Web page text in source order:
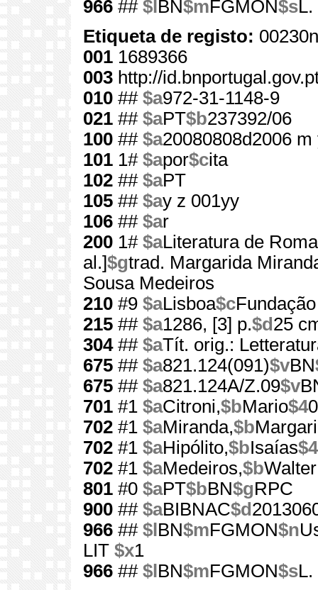
966 ## $l BN$mFGMON$s
Etiqueta de registo:
001 1689366
003 http://
010 ## $a972-31-1148-9
021 ## $aPT$b237392/06
100 ## $a20080808d2006
101 1# $apor$cita
102 ## $aPT
105 ## $ay z 001yy
106 ## $ar
200 1# $aLiteratura de
al.]$gtrad. Margarida
Sousa Medeiros
210 #9 $aLisboa$c
215 ## $a1286, [3] p.$d 25
304## $aTít. orig.:
675 ## $a821.124(091)$vBN
675 ## $a821.124A/Z.09$v
701 #1 $aCitroni,$bMario$4
702 #1 $aMiranda,$b
702 #1 $aHipólito,$bIsaías$4
702 #1 $aMedeiros,$b
801 #0 $aPT$bBN$gRPC
900 ## $aBIBNAC$d
966 ## $l BN$mFGMON$n
LIT $x1
966 ## $l BN$mFGMON$s